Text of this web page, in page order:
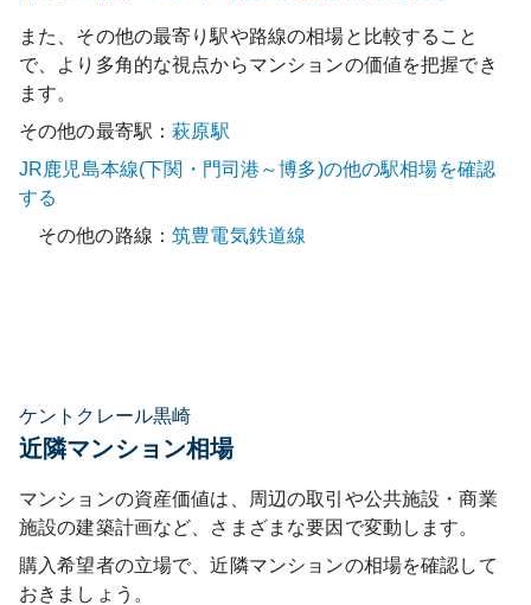
また、その他の最寄り駅や路線の相場と比較すること
で、より多角的な視点からマンションの価値を把握でき
ます。
その他の最寄駅：萩原駅
JR鹿児島本線(下関・門司港～博多)の他の駅相場を確認
する
その他の路線：筑豊電気鉄道線
ケントクレール黒崎
近隣マンション相場
マンションの資産価値は、周辺の取引や公共施設・商業
施設の建築計画など、さまざまな要因で変動します。
購入希望者の立場で、近隣マンションの相場を確認して
おきましょう。